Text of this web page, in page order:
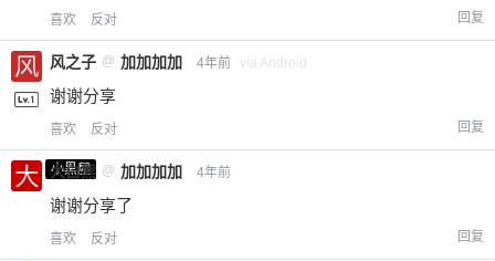
喜欢 反对 回复
风之子 @ 加加加加 4年前 via Android
谢谢分享
喜欢 反对 回复
小黑屋
大白熊 @ 加加加加 4年前
谢谢分享了
喜欢 反对 回复